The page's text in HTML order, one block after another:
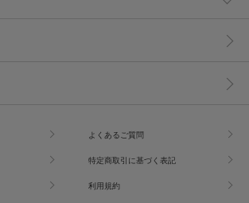
よくあるご質問
特定商取引に基づく表記
利用規約